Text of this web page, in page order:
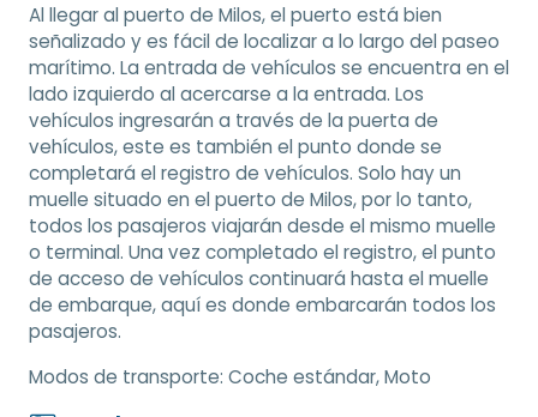
Al llegar al puerto de Milos, el puerto está bien
señalizado y es fácil de localizar a lo largo del paseo
marítimo. La entrada de vehículos se encuentra en el
lado izquierdo al acercarse a la entrada. Los
vehículos ingresarán a través de la puerta de
vehículos, este es también el punto donde se
completará el registro de vehículos. Solo hay un
muelle situado en el puerto de Milos, por lo tanto,
todos los pasajeros viajarán desde el mismo muelle
o terminal. Una vez completado el registro, el punto
de acceso de vehículos continuará hasta el muelle
de embarque, aquí es donde embarcarán todos los
pasajeros.
Modos de transporte: Coche estándar, Moto